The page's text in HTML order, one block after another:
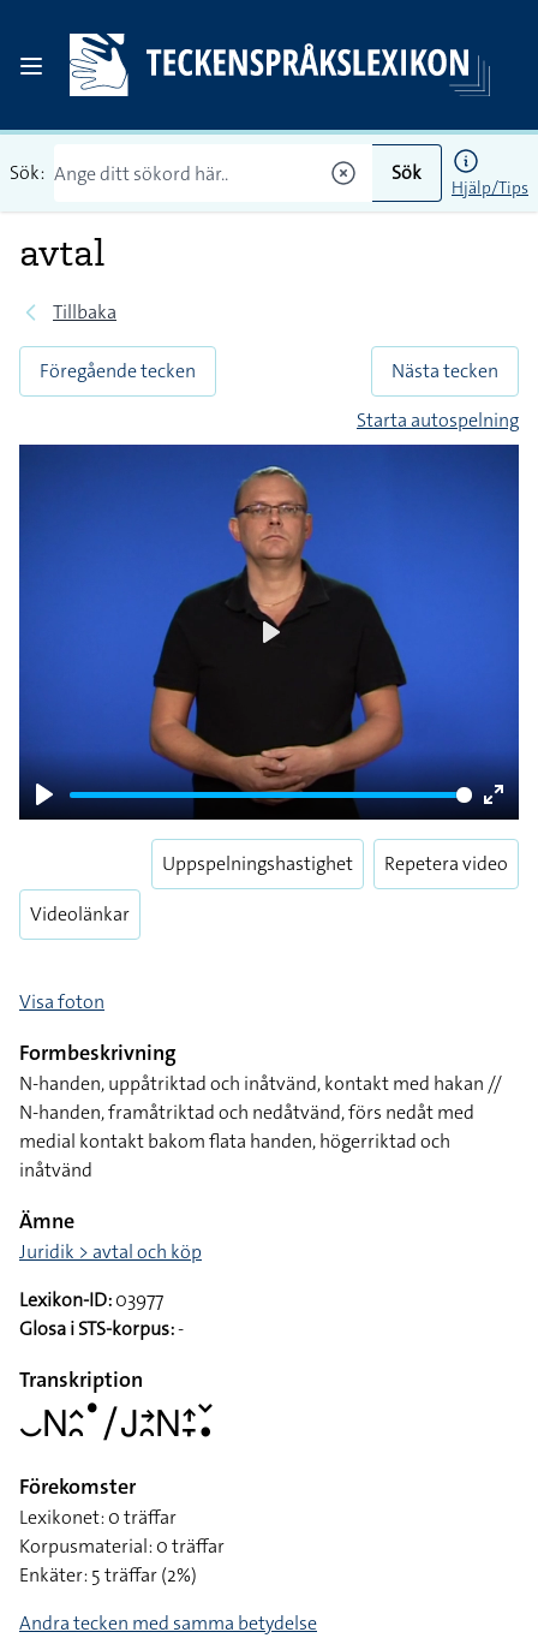
Sök: Sök
Hjälp/Tips
avtal
Tillbaka
Föregående tecken
Nästa tecken
Starta autospelning
Play
Enter
Videolänkar
Uppspelningshastighet Repetera video
Visa foton
Formbeskrivning
N-handen, uppåtriktad och inåtvänd, kontakt med hakan //
N-handen, framåtriktad och nedåtvänd, förs nedåt med
medial kontakt bakom flata handen, högerriktad och
inåtvänd
Ämne
Juridik > avtal och köp
Lexikon-ID:03977
Glosa i STS-korpus:-
Transkription
􌤛􌥌􌤵􌥘􌤟􌥠􌤢􌥔􌥘􌥌􌤴􌥙􌥧􌥡
Förekomster
Lexikonet: 0 träffar
Korpusmaterial: 0 träffar
Enkäter: 5 träffar (2%)
Andra tecken med samma betydelse